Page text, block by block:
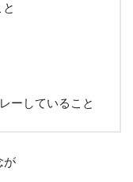
ーしていること
が